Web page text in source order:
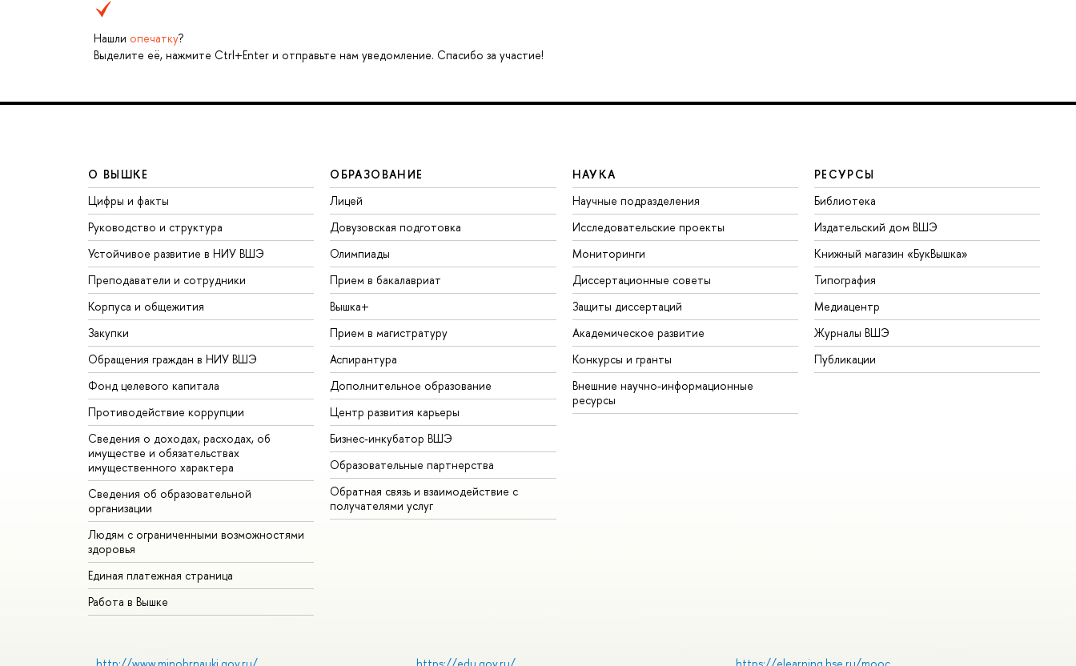
Нашли опечатку?
Выделите её, нажмите Ctrl+Enter и отправьте нам уведомление. Спасибо за участие!
О ВЫШКЕ
Цифры и факты
Руководство и структура
Устойчивое развитие в НИУ ВШЭ
Преподаватели и сотрудники
Корпуса и общежития
Закупки
Обращения граждан в НИУ ВШЭ
Фонд целевого капитала
Противодействие коррупции
Сведения о доходах, расходах, об
имуществе и обязательствах
имущественного характера
Сведения об образовательной
организации
Людям с ограниченными возможностями
здоровья
Единая платежная страница
Работа в Вышке
ОБРАЗОВАНИЕ
Лицей
Довузовская подготовка
Олимпиады
Прием в бакалавриат
Вышка+
Прием в магистратуру
Аспирантура
Дополнительное образование
Центр развития карьеры
Бизнес-инкубатор ВШЭ
Образовательные партнерства
Обратная связь и взаимодействие с
получателями услуг
НАУКА
Научные подразделения
Исследовательские проекты
Мониторинги
Диссертационные советы
Защиты диссертаций
Академическое развитие
Конкурсы и гранты
Внешние научно-информационные
ресурсы
РЕСУРСЫ
Библиотека
Издательский дом ВШЭ
Книжный магазин «БукВышка»
Типография
Медиацентр
Журналы ВШЭ
Публикации